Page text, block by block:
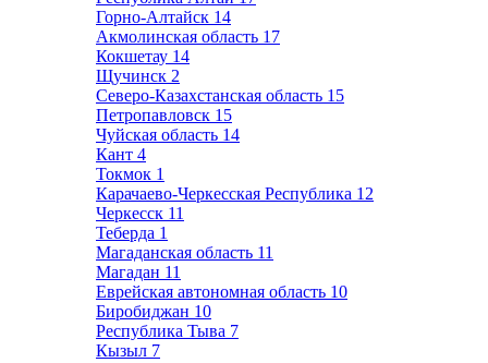
Горно-Алтайск 14
Акмолинская область 17
Кокшетау 14
Щучинск 2
Северо-Казахстанская область 15
Петропавловск 15
Чуйская область 14
Кант 4
Токмок 1
Карачаево-Черкесская Республика 12
Черкесск 11
Теберда 1
Магаданская область 11
Магадан 11
Еврейская автономная область 10
Биробиджан 10
Республика Тыва 7
Кызыл 7